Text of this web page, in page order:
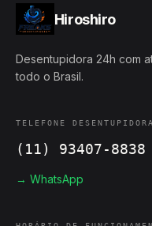
Hiroshiro
Desentupidora 24h com
todo o Brasil.
TELEFONE DESENTUPIDORA
(11) 93407-8838
→ WhatsApp